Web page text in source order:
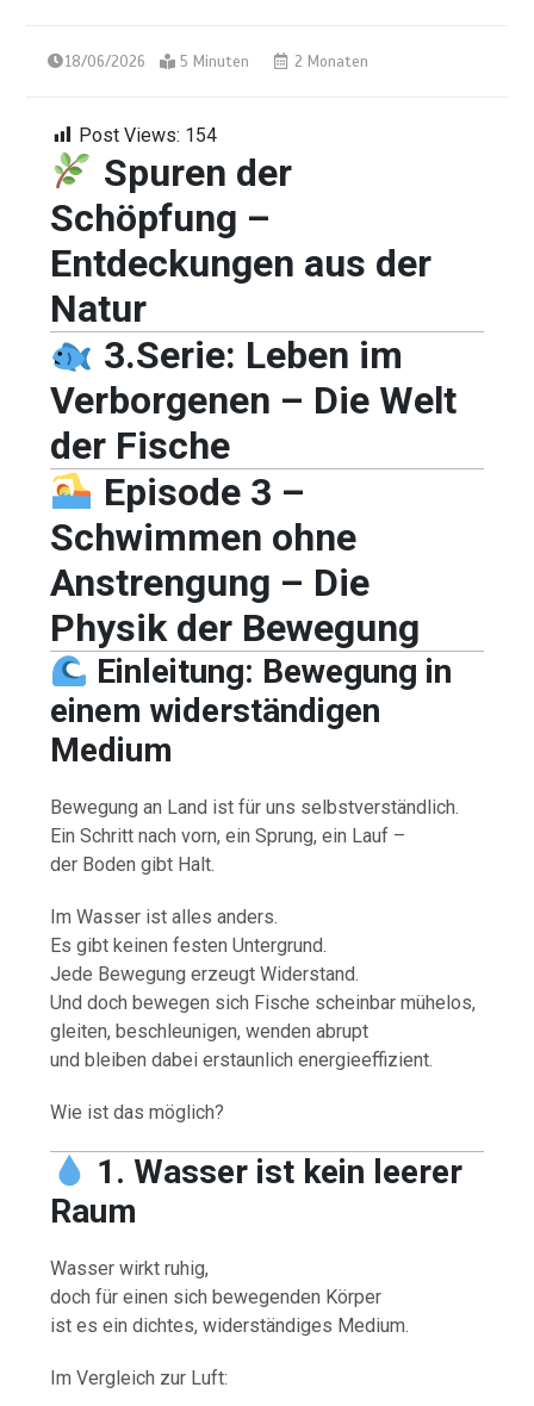
18/06/2026 5 Minuten 2 Monaten
Post Views: 154
Spuren der
Schöpfung –
Entdeckungen aus der
Natur
3.Serie: Leben im
Verborgenen – Die Welt
der Fische
Episode 3 –
Schwimmen ohne
Anstrengung – Die
Physik der Bewegung
Einleitung: Bewegung in
einem widerständigen
Medium
Bewegung an Land ist für uns selbstverständlich.
Ein Schritt nach vorn, ein Sprung, ein Lauf –
der Boden gibt Halt.
Im Wasser ist alles anders.
Es gibt keinen festen Untergrund.
Jede Bewegung erzeugt Widerstand.
Und doch bewegen sich Fische scheinbar mühelos,
gleiten, beschleunigen, wenden abrupt
und bleiben dabei erstaunlich energieeffizient.
Wie ist das möglich?
1. Wasser ist kein leerer
Raum
Wasser wirkt ruhig,
doch für einen sich bewegenden Körper
ist es ein dichtes, widerständiges Medium.
Im Vergleich zur Luft: